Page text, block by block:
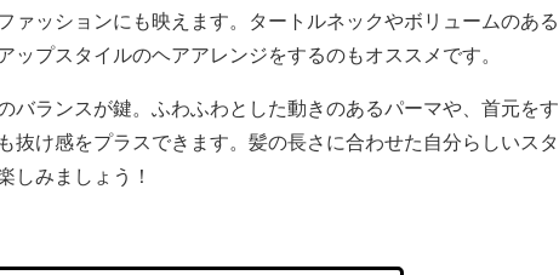
ァッションにも映えます。タートルネックやボリュームのある
プスタイルのヘアアレンジをするのもオススメです。
ランスが鍵。ふわふわとした動きのあるパーマや、首元をす
抜け感をプラスできます。髪の長さに合わせた自分らしいスタ
しみましょう！